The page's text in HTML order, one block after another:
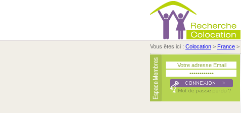
Vous êtes ici : Colocation > France >